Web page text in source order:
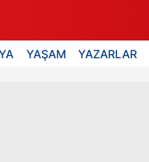
YAŞAM YAZARLAR